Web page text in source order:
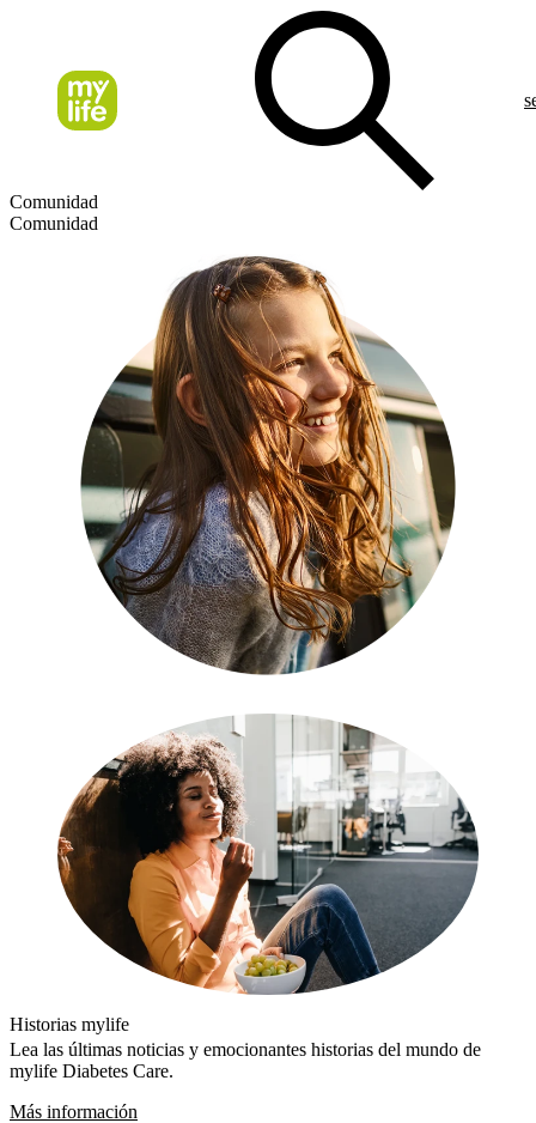
Comunidad
Comunidad
Historias mylife
Lea las últimas noticias y emocionantes historias del mundo de
mylife Diabetes Care.
Más información